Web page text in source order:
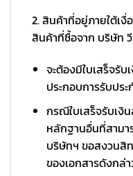
2. สินค้าที่อยู่ภายใต้เงื่
สินค้าที่ซื้อจาก บริษัท
จะต้องมีใบเสร็จรั
ประกอบการรับประ
กรณีใบเสร็จรับเงิ
หลักฐานอื่นที่สามา
บริษัทฯ ขอสงวนสิ
ของเอกสารดังกล่